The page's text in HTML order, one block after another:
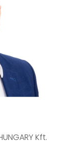
Kft.